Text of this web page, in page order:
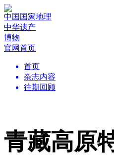
中国国家地理
中华遗产
博物
官网首页
首页
杂志内容
往期回顾
青藏高原